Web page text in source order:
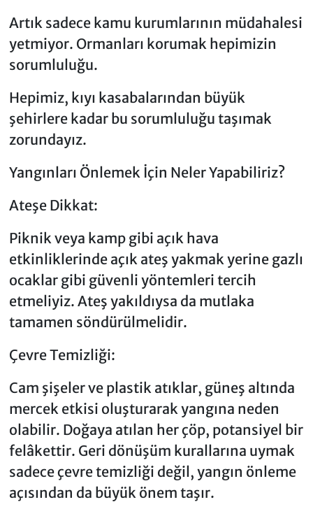
Artık sadece kamu kurumlarının müdahalesi
yetmiyor. Ormanları korumak hepimizin
sorumluluğu.
Hepimiz, kıyı kasabalarından büyük
şehirlere kadar bu sorumluluğu taşımak
zorundayız.
Yangınları Önlemek İçin Neler Yapabiliriz?
Ateşe Dikkat:
Piknik veya kamp gibi açık hava
etkinliklerinde açık ateş yakmak yerine gazlı
ocaklar gibi güvenli yöntemleri tercih
etmeliyiz. Ateş yakıldıysa da mutlaka
tamamen söndürülmelidir.
Çevre Temizliği:
Cam şişeler ve plastik atıklar, güneş altında
mercek etkisi oluşturarak yangına neden
olabilir. Doğaya atılan her çöp, potansiyel bir
felâkettir. Geri dönüşüm kurallarına uymak
sadece çevre temizliği değil, yangın önleme
açısından da büyük önem taşır.